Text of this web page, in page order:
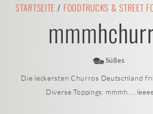
STARTSEITE / FOODTRUCKS & STREET
Süßes
Die leckersten Churros Deutschland
Diverse Toppings.